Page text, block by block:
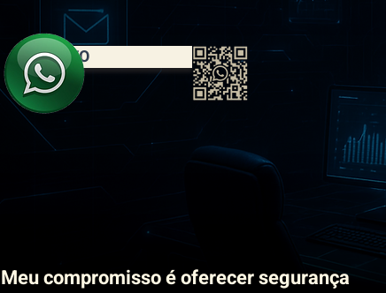
CONTATO
Meu compromisso é oferecer segurança